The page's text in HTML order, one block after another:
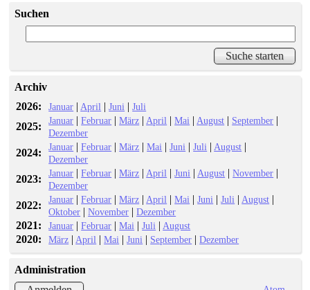
Suchen
Archiv
2026:
Januar | April |Juni |Juli
2025: Januar |Februar |März | April |Mai | August | September |
Dezember
2024: Januar |Februar |März |Mai |Juni |Juli | August |
Dezember
2023: Januar |Februar |März | April |Juni | August |November |
Dezember
2022: Januar |Februar |März | April |Mai |Juni |Juli | August |
Oktober |November |Dezember
2021: Januar |Februar |Mai |Juli | August
2020: März | April |Mai |Juni | September |Dezember
Administration